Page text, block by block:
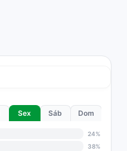
Sex Sáb Dom
24%
38%